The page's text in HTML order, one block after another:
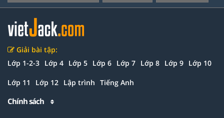
Giải bài tập:
Lớp 1-2-3 Lớp 4 Lớp 5 Lớp 6 Lớp 7 Lớp 8 Lớp 9 Lớp 10
Lớp 11 Lớp 12 Lập trình Tiếng Anh
Chính sách